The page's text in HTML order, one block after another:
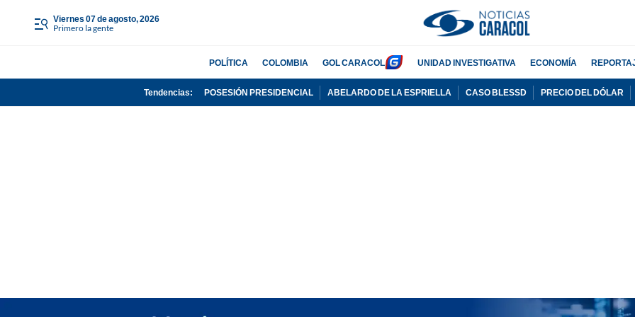
viernes 07 de agosto, 2026
Primero la gente
POLÍTICA COLOMBIA GOL CARACOL UNIDAD INVESTIGATIVA ECONOMÍA
Tendencias: POSESIÓN PRESIDENCIAL ABELARDO DE LA ESPRIELLA CASO BLESSD PRECIO DEL DÓLAR